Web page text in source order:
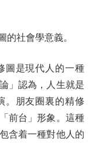
社會學意義。
是現代人的一種
」認為，人生就是
。朋友圈裏的精修
前台」形象。這種
含着一種對他人的